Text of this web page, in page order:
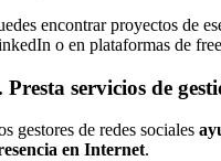
encontrar proyectos de
o en plataformas de
Presta servicios de
gestores de redes sociales
en Internet.